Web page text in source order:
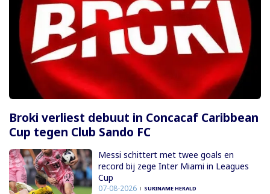
Broki verliest debuut in Concacaf Caribbean
Cup tegen Club Sando FC
Messi schittert met twee goals en
record bij zege Inter Miami in Leagues
Cup
07-08-2026 SURINAME HERALD